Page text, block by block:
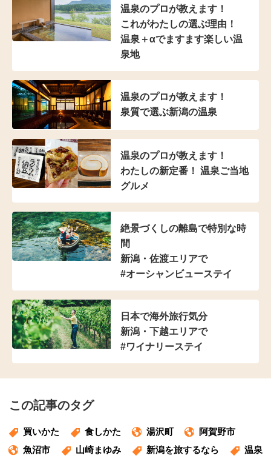
温泉のプロが教えます！
これがわたしの選ぶ理由！
温泉＋αでますます楽しい温
泉地
温泉のプロが教えます！
泉質で選ぶ新潟の温泉
温泉のプロが教えます！
わたしの新定番！ 温泉ご当地
グルメ
絶景づくしの離島で特別な時
間
新潟・佐渡エリアで
#オーシャンビューステイ
日本で海外旅行気分
新潟・下越エリアで
#ワイナリーステイ
この記事のタグ
買いかた 食しかた 湯沢町
阿賀野市
魚沼市
山崎まゆみ 新潟を旅するなら 温泉